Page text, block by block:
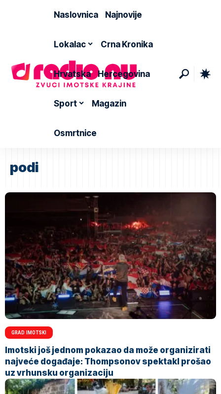
Naslovnica Najnovije
Lokalac Crna Kronika
Hrvatska Hercegovina
Sport Magazin
Osmrtnice
podi
GRAD IMOTSKI
Imotski još jednom pokazao da može organizirati
najveće događaje: Thompsonov spektakl prošao
uz vrhunsku organizaciju